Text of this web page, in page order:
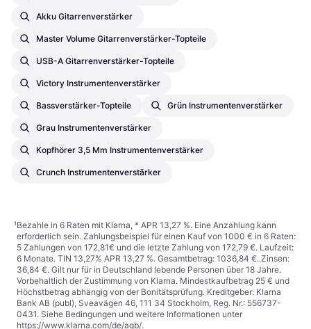
Akku Gitarrenverstärker
Master Volume Gitarrenverstärker-Topteile
USB-A Gitarrenverstärker-Topteile
Victory Instrumentenverstärker
Bassverstärker-Topteile Grün Instrumentenverstärker
Grau Instrumentenverstärker
Kopfhörer 3,5 Mm Instrumentenverstärker
Crunch Instrumentenverstärker
¹Bezahle in 6 Raten mit Klarna, * APR 13,27 %. Eine Anzahlung kann
erforderlich sein. Zahlungsbeispiel für einen Kauf von 1000 € in 6 Raten:
5 Zahlungen von 172,81€ und die letzte Zahlung von 172,79 €. Laufzeit:
6 Monate. TIN 13,27% APR 13,27 %. Gesamtbetrag: 1036,84 €. Zinsen:
36,84 €. Gilt nur für in Deutschland lebende Personen über 18 Jahre.
Vorbehaltlich der Zustimmung von Klarna. Mindestkaufbetrag 25 € und
Höchstbetrag abhängig von der Bonitätsprüfung. Kreditgeber: Klarna
Bank AB (publ), Sveavägen 46, 111 34 Stockholm, Reg. Nr.: 556737-
0431. Siehe Bedingungen und weitere Informationen unter
https://www.klarna.com/de/agb/.